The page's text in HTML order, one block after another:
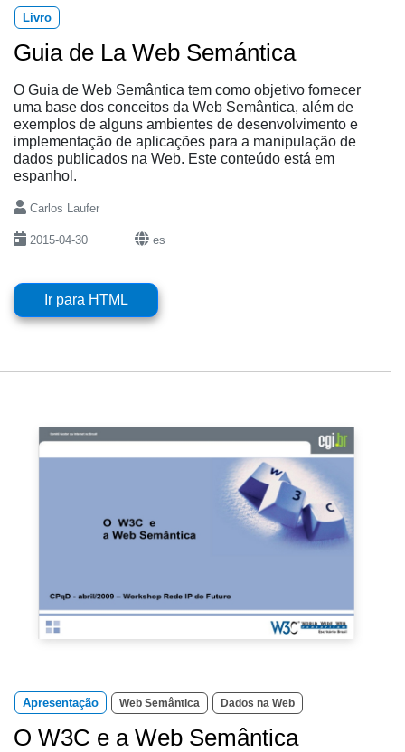
Livro
Guia de La Web Semántica
O Guia de Web Semântica tem como objetivo fornecer
uma base dos conceitos da Web Semântica, além de
exemplos de alguns ambientes de desenvolvimento e
implementação de aplicações para a manipulação de
dados publicados na Web. Este conteúdo está em
espanhol.
Carlos Laufer
2015-04-30 es
Ir para HTML
Apresentação Web Semântica Dados na Web
O W3C e a Web Semântica